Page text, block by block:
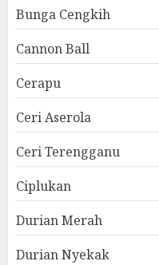
Bunga Cengkih
Cannon Ball
Cerapu
Ceri Aserola
Ceri Terengganu
Ciplukan
Durian Merah
Durian Nyekak